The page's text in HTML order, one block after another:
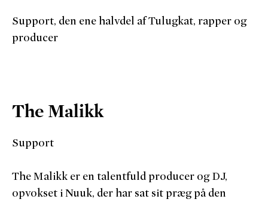
Support, den ene halvdel af Tulugkat, rapper og
producer
The Malikk
Support
The Malikk er en talentfuld producer og DJ,
opvokset i Nuuk, der har sat sit præg på den